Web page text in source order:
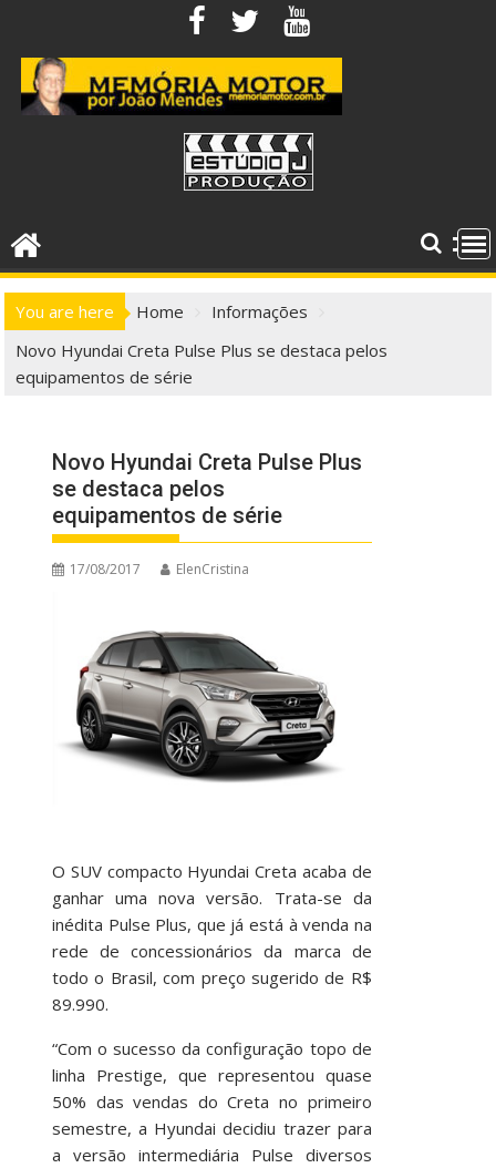
content
You are here Home
Informações
Novo Hyundai Creta Pulse Plus se destaca pelos
equipamentos de série
Novo Hyundai Creta Pulse Plus
se destaca pelos
equipamentos de série
17/08/2017 ElenCristina
O SUV compacto Hyundai Creta acaba de
ganhar uma nova versão. Trata-se da
inédita Pulse Plus, que já está à venda na
rede de concessionários da marca de
todo o Brasil, com preço sugerido de R$
89.990.
“Com o sucesso da configuração topo de
linha Prestige, que representou quase
50% das vendas do Creta no primeiro
semestre, a Hyundai decidiu trazer para
a versão intermediária Pulse diversos